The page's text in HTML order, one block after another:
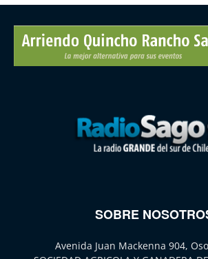
SOBRE
Avenida Juan Mackenna 904,